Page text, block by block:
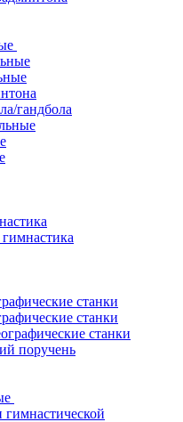
гандбола
станки
станки
станки
поручень